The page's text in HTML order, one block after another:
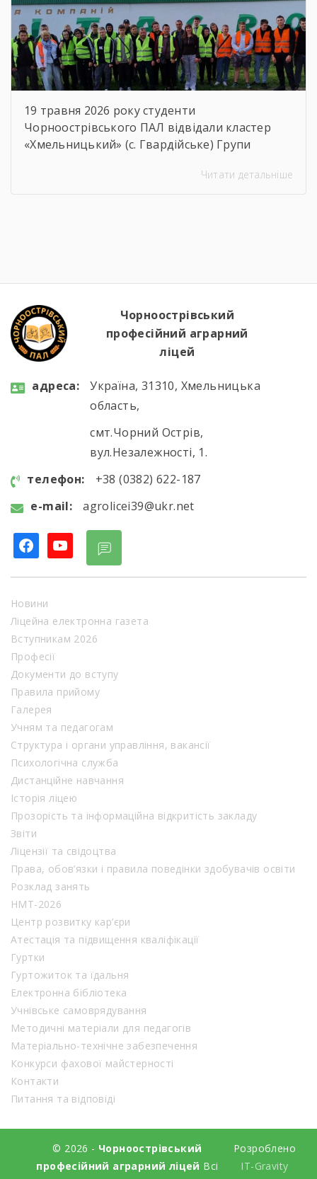
19 травня 2026 року студенти
Чорноострівського ПАЛ відвідали кластер
«Хмельницький» (с. Гвардійське) Групи
навчаються за спеціальностями слюсар з
аграрним виробництвом. Під час екскурсії
зерносховище, машинно-тракторний парк,
ферму великої рогатої […]
Читати детальніше
Чорноострівський
професійний аграрний
ліцей
aдресa:
Україна, 31310, Хмельницька
область,
смт.Чорний Острів,
вул.Незалежності, 1.
телефон:
+38 (0382) 622-187
e-mail:
agrolicei39@ukr.net
facebookyoutube
Новини
Ліцейна електронна газета
Вступникам 2026
Професії
Документи до вступу
Правила прийому
Галерея
Учням та педагогам
Структура і органи управління, вакансії
Психологічна служба
Дистанційне навчання
Історія ліцею
Прозорість та інформаційна відкритість закладу
Звіти
Ліцензії та свідоцтва
Права, обов’язки і правила поведінки здобувачів освіти
Розклад занять
НМТ-2026
Центр розвитку кар’єри
Атестація та підвищення кваліфікації
Гуртки
Гуртожиток та їдальня
Електронна бібліотека
Учнівське самоврядування
Методичні матеріали для педагогів
Матеріально-технічне забезпечення
Конкурси фахової майстерності
Контакти
Питання та відповіді
© 2026 - Чорноострівський
професійний аграрний ліцей Всі
Розроблено
IT-Gravity